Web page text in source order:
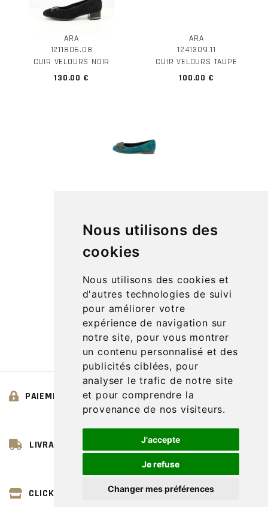
Nous utilisons des
cookies
Nous utilisons des cookies et
d'autres technologies de suivi
pour améliorer votre
expérience de navigation sur
notre site, pour vous montrer
un contenu personnalisé et des
publicités ciblées, pour
analyser le trafic de notre site
et pour comprendre la
provenance de nos visiteurs.
J'accepte
Je refuse
Changer mes préférences
ARA
1211806.08
CUIR VELOURS NOIR
130.00 €
ARA
1241309.11
CUIR VELOURS TAUPE
100.00 €
100.00 €
1
PAIEMENT SÉCURISÉ
LIVRAISON OFFERTE*
CLICK & COLLECT